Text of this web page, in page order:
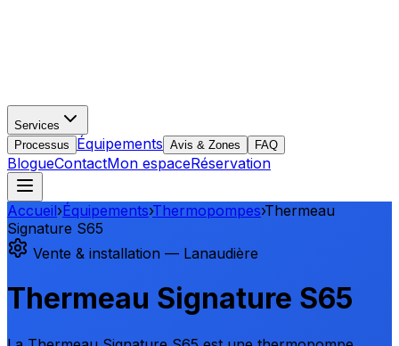
Services
Processus
Équipements Avis & Zones FAQ
BlogueContactMon espaceRéservation
Accueil›Équipements›Thermopompes›Thermeau
Signature S65
Vente & installation — Lanaudière
Thermeau Signature S65